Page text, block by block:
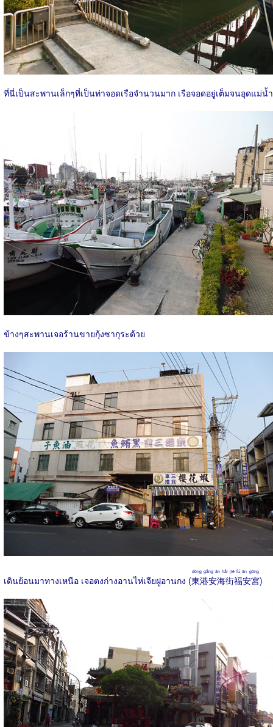
ที่นี่เป็นสะพานเล็กๆที่เป็นท่าจอดเรือจำนวนมาก เรือจอดอยู่เต็มจนอุดแม่น้ำ
ข้างๆสะพานเจอร้านขายกุ้งซากุระด้วย
เดินย้อนมาทางเหนือ เจอตงก่างอานไห่เจียฝูอานกง (東港安海街福安宮
dōng gǎng ān hǎi jiē fú ān gōng
)